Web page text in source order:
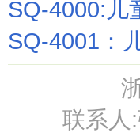
SQ-4000:儿
SQ-4001：
联系人